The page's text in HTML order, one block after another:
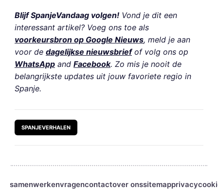
Blijf SpanjeVandaag volgen! Vond je dit een
interessant artikel? Voeg ons toe als
voorkeursbron op Google Nieuws, meld je aan
voor de dagelijkse nieuwsbriefof volg ons op
WhatsApp and Facebook. Zo mis je nooit de
belangrijkste updates uit jouw favoriete regio in
Spanje.
SPANJEVERHALEN
samenwerkenvragencontactover onssitemapprivacy